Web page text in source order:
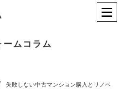
ームコラム
失敗しない中古マンション購入とリノベ